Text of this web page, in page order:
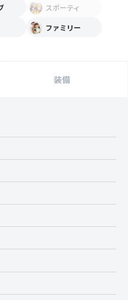
スポーティ
ファミリー
装備